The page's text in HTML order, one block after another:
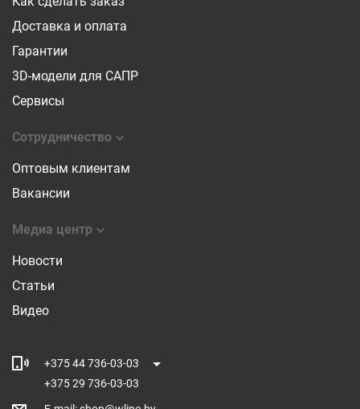
Доставка и оплата
Гарантии
3D-модели для САПР
Сервисы
Сотрудничество
Оптовым клиентам
Вакансии
Медиа центр
Новости
Статьи
Видео
+375 44 736-03-03
+375 29 736-03-03